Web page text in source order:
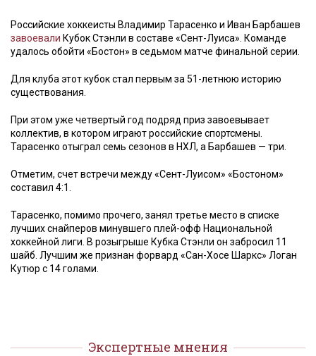
Мурзилка
Российские хоккеисты Владимир Тарасенко и Иван Барбашев
завоевали Кубок Стэнли в составе «Сент-Луиса». Команде
удалось обойти «Бостон» в седьмом матче финальной серии.
Для клуба этот кубок стал первым за 51-летнюю историю
существования.
При этом уже четвертый год подряд приз завоевывает
коллектив, в котором играют российские спортсмены.
Тарасенко отыграл семь сезонов в НХЛ, а Барбашев — три.
Отметим, счет встречи между «Сент-Луисом» «Бостоном»
составил 4:1.
Тарасенко, помимо прочего, занял третье место в списке
лучших снайперов минувшего плей-офф Национальной
хоккейной лиги. В розыгрыше Кубка Стэнли он забросил 11
шайб. Лучшим же признан форвард «Сан-Хосе Шаркс» Логан
Кутюр с 14 голами.
Экспертные мнения